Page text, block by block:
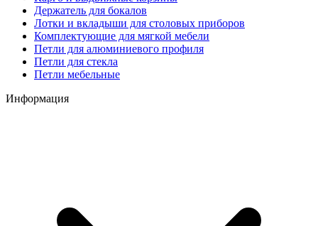
Держатель для бокалов
Лотки и вкладыши для столовых приборов
Комплектующие для мягкой мебели
Петли для алюминиевого профиля
Петли для стекла
Петли мебельные
Информация